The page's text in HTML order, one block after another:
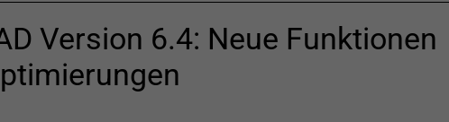
Version 6.4: Neue Funktionen